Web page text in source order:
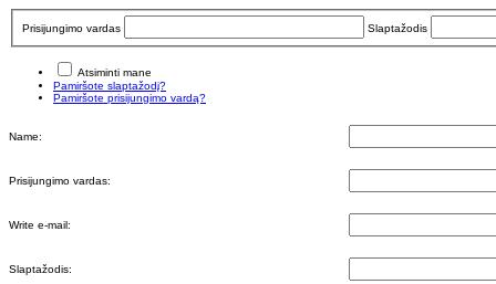
Prisijungimo vardas Slaptažodis
Atsiminti mane
Pamiršote slaptažodį?
Pamiršote prisijungimo vardą?
Name:
Prisijungimo vardas:
Write e-mail:
Slaptažodis: